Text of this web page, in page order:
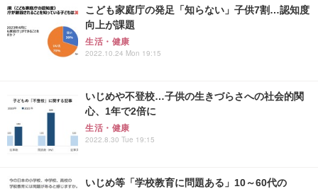
こども家庭庁の発足「知らない」子供7割…認知度
向上が課題
生活・健康
2022.10.24 Mon 19:15
いじめや不登校…子供の生きづらさへの社会的関
心、1年で2倍に
生活・健康
2022.8.30 Tue 19:15
いじめ等「学校教育に問題ある」10～60代の